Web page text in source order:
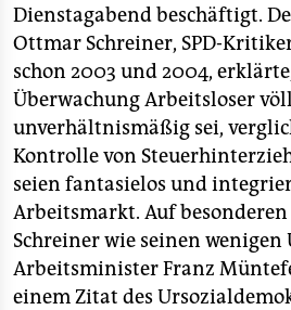
Dienstagabend beschäftigt.
Ottmar Schreiner, SPD-
schon 2003 und 2004,
Überwachung Arbeitsloser
unverhältnismäßig sei,
Kontrolle von
seien fantasielos und
Arbeitsmarkt. Auf
Schreiner wie seinen wenigen
Arbeitsminister Franz
einem Zitat des